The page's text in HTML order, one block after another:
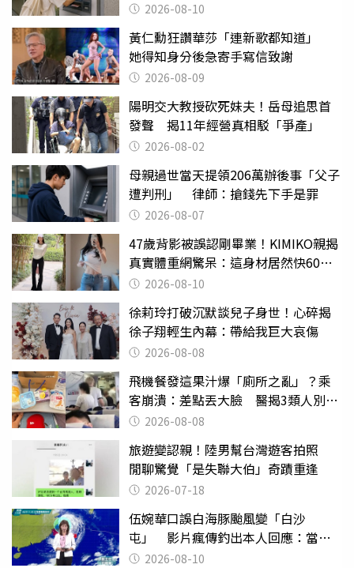
2026-08-10
黃仁勳狂讚華莎「連新歌都知道」
她得知身分後急寄手寫信致謝
2026-08-09
陽明交大教授砍死妹夫！岳母追思首
發聲 揭11年經營真相駁「爭產」
2026-08-02
母親過世當天提領206萬辦後事「父子
遭判刑」 律師：搶錢先下手是罪
2026-08-07
47歲背影被誤認剛畢業！KIMIKO親揭
真實體重網驚呆：這身材居然快60公
斤？2026-08-10
徐莉玲打破沉默談兒子身世！心碎揭
徐子翔輕生內幕：帶給我巨大哀傷
2026-08-08
飛機餐發這果汁爆「廁所之亂」？乘
客崩潰：差點丟大臉 醫揭3類人別亂
喝 2026-08-08
旅遊變認親！陸男幫台灣遊客拍照
閒聊驚覺「是失聯大伯」奇蹟重逢
2026-07-18
伍婉華口誤白海豚颱風變「白沙
屯」 影片瘋傳釣出本人回應：當下
懊惱到現在
2026-08-10